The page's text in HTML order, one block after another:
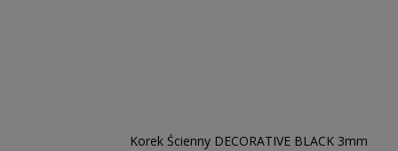
Korek Ścienny DECORATIVE BLACK 3mm